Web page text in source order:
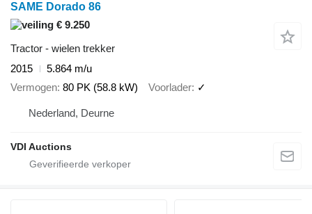
SAME Dorado 86
€ 9.250
Tractor - wielen trekker
2015
5.864 m/u
Vermogen 80 PK (58.8 kW) Voorlader ✓
Nederland, Deurne
VDI Auctions